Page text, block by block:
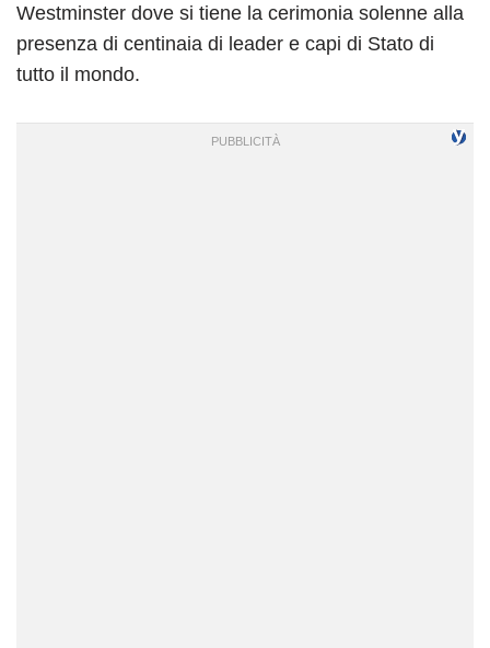
Westminster dove si tiene la cerimonia solenne alla
presenza di centinaia di leader e capi di Stato di
tutto il mondo.